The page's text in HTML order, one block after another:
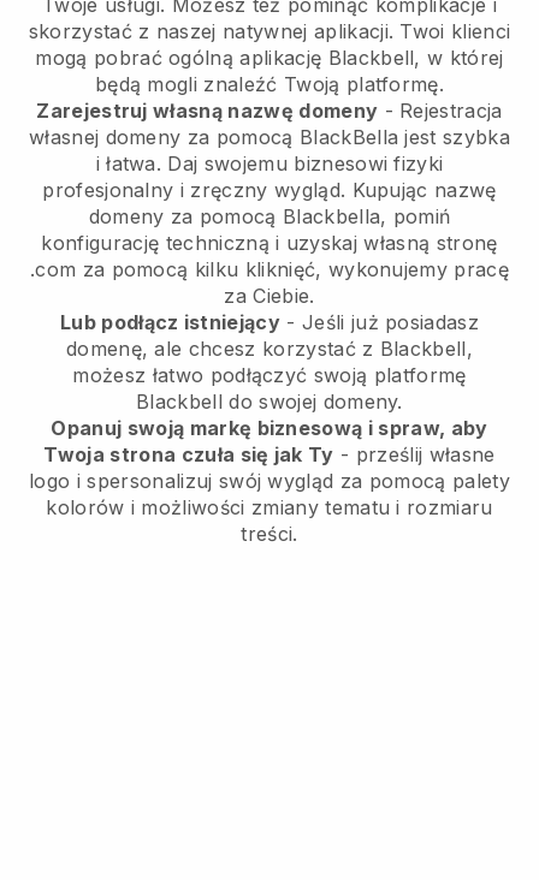
Twoje usługi. Możesz też pominąć komplikacje i
skorzystać z naszej natywnej aplikacji. Twoi klienci
mogą pobrać ogólną aplikację Blackbell, w której
będą mogli znaleźć Twoją platformę.
Zarejestruj własną nazwę domeny - Rejestracja
własnej domeny za pomocą BlackBella jest szybka
i łatwa. Daj swojemu biznesowi fizyki
profesjonalny i zręczny wygląd. Kupując nazwę
domeny za pomocą Blackbella, pomiń
konfigurację techniczną i uzyskaj własną stronę
.com za pomocą kilku kliknięć, wykonujemy pracę
za Ciebie.
Lub podłącz istniejący - Jeśli już posiadasz
domenę, ale chcesz korzystać z Blackbell,
możesz łatwo podłączyć swoją platformę
Blackbell do swojej domeny.
Opanuj swoją markę biznesową i spraw, aby
Twoja strona czuła się jak Ty - prześlij własne
logo i spersonalizuj swój wygląd za pomocą palety
kolorów i możliwości zmiany tematu i rozmiaru
treści.